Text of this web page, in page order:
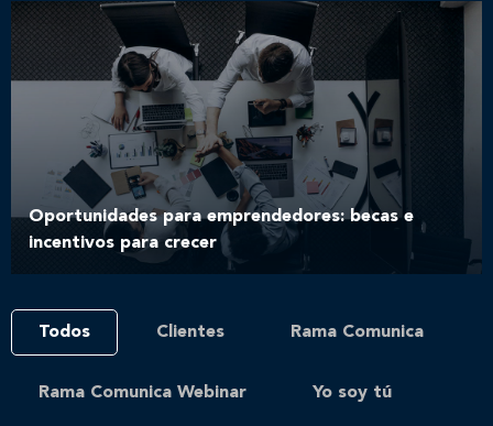
Oportunidades para emprendedores: becas e
incentivos para crecer
Todos Clientes Rama Comunica
Rama Comunica Webinar Yo soy tú